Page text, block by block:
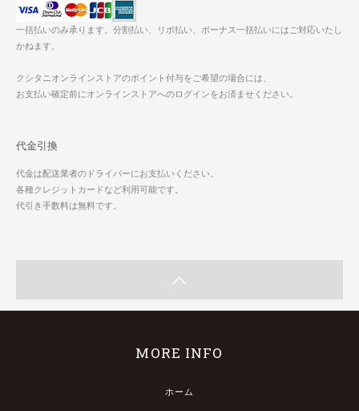
一括払いのみ承ります。分割払い、リボ払い、ボーナス一括払いにはご対応いたし
かねます。
クシタニオンラインストアのポイント付与をご希望の場合には、
お支払い確定前にオンラインストアへのログインをお済ませください。
代金引換
代金は配送業者のドライバーにお支払いください。
各種クレジットカードなど利用可能です。
代引き手数料は無料です。
MORE INFO
ホーム